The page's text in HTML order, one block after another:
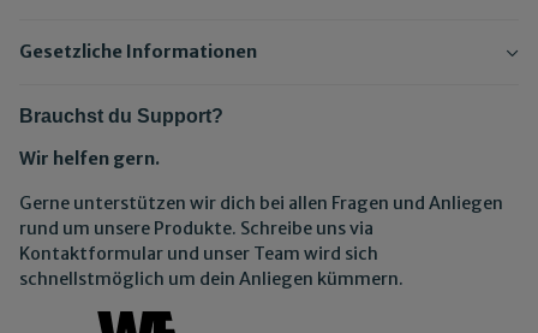
Gesetzliche Informationen
Brauchst du Support?
Wir helfen gern.
Gerne unterstützen wir dich bei allen Fragen und Anliegen
rund um unsere Produkte. Schreibe uns via
Kontaktformular und unser Team wird sich
schnellstmöglich um dein Anliegen kümmern.